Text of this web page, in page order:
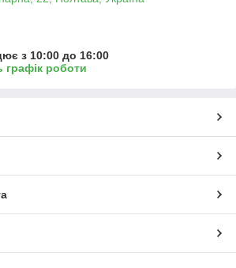
з 10:00 до 16:00
графік роботи